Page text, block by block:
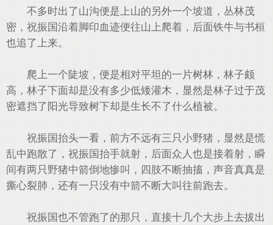
不多时出了山沟便是上山的另外一个坡道，丛林茂
密，祝振国沿着脚印血迹便往山上爬着，后面铁牛与书桓
也追了上来。
爬上一个陡坡，便是相对平坦的一片树林，林子颇
高，林子下面却是没有多少低矮灌木，显然是林子过于茂
密遮挡了阳光导致树下却是生长不了什么植被。
祝振国抬头一看，前方不远有三只小野猪，显然是慌
乱中跑散了，祝振国抬手就射，后面众人也是接着射，瞬
间有两只野猪中箭倒地惨叫，四肢不断抽搐，声音真真是
撕心裂肺，还有一只没有中箭不断大叫往前跑去。
祝振国也不管跑了的那只，直接十几个大步上去拔出